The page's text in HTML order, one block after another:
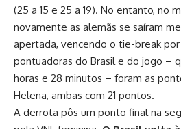
(25 a 15 e 25 a 19). No entanto, no
novamente as alemãs se saíram
apertada, vencendo o tie-break por
pontuadoras do Brasil e do jogo –
horas e 28 minutos – foram as
Helena, ambas com 21 pontos.
A derrota pôs um ponto final na